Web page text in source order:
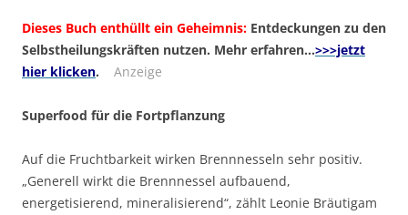
Dieses Buch enthüllt ein Geheimnis: Entdeckungen zu den
Selbstheilungskräften nutzen. Mehr erfahren…>>>jetzt
hier klicken. Anzeige
Superfood für die Fortpflanzung
Auf die Fruchtbarkeit wirken Brennnesseln sehr positiv.
„Generell wirkt die Brennnessel aufbauend,
energetisierend, mineralisierend“, zählt Leonie Bräutigam